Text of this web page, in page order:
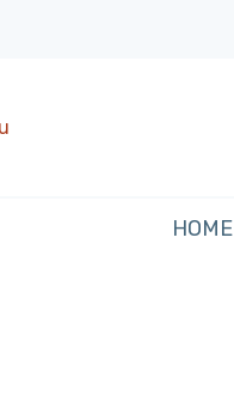
HOME